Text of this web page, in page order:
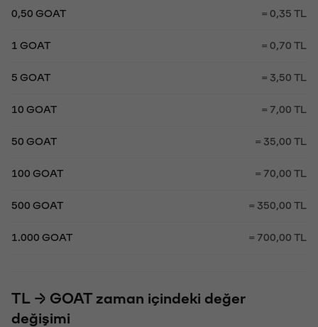
0,50 GOAT = 0,35 TL
1 GOAT = 0,70 TL
5 GOAT = 3,50 TL
10 GOAT = 7,00 TL
50 GOAT = 35,00 TL
100 GOAT = 70,00 TL
500 GOAT = 350,00 TL
1.000 GOAT = 700,00 TL
TL → GOAT zaman içindeki değer
değişimi